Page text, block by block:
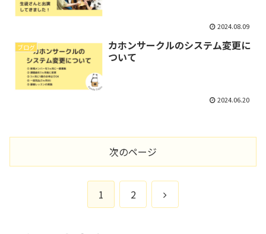
2024.08.09
ブログ
カホンサークルのシステム変更に
ついて
2024.06.20
次のページ
1 2
次